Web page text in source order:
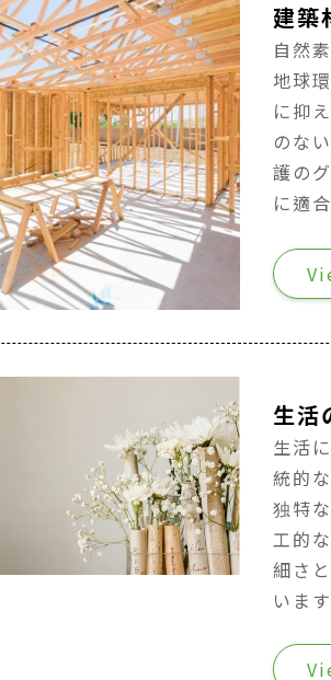
建築
自然
地球
に抑
のな
護の
に適
生活
生活
統的
独特
工的
細さ
いま